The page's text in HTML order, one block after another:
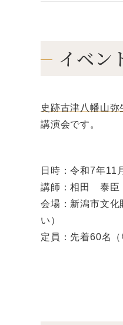
イベン
史跡古津八幡山弥
講演会です。
日時：令和7年11
講師：相田 泰臣
会場：新潟市文化
い）
定員：先着60名